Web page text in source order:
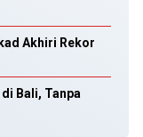
Akhiri Rekor
Bali, Tanpa